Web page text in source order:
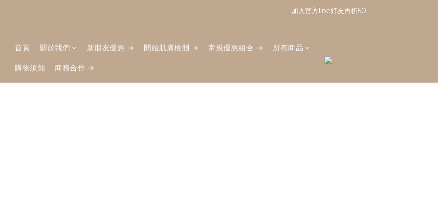
註冊會員享有100元購物金｜新會員看這篇！
加入官方line好友再折50
首頁 關於我們 新朋友優惠 → 開始肌膚檢測 → 常規優惠組合 → 所有商品
購物須知 商務合作 →